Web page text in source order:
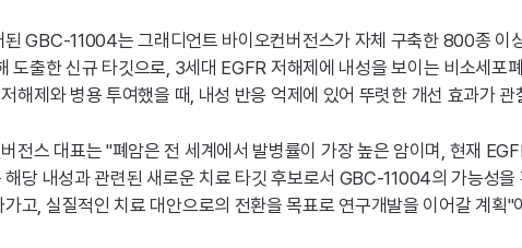
된 GBC-11004는 그래디언트 바이오컨버전스가 자체 구축한 800종
도출한 신규 타깃으로, 3세대 EGFR 저해제에 내성을 보이는 비소세
해제와 병용 투여했을 때, 내성 반응 억제에 있어 뚜렷한 개선 효과가 관
전스 대표는 "폐암은 전 세계에서 발병률이 가장 높은 암이며, 현재
당 내성과 관련된 새로운 치료 타깃 후보로서 GBC-11004의 가능성
고, 실질적인 치료 대안으로의 전환을 목표로 연구개발을 이어갈 계획"